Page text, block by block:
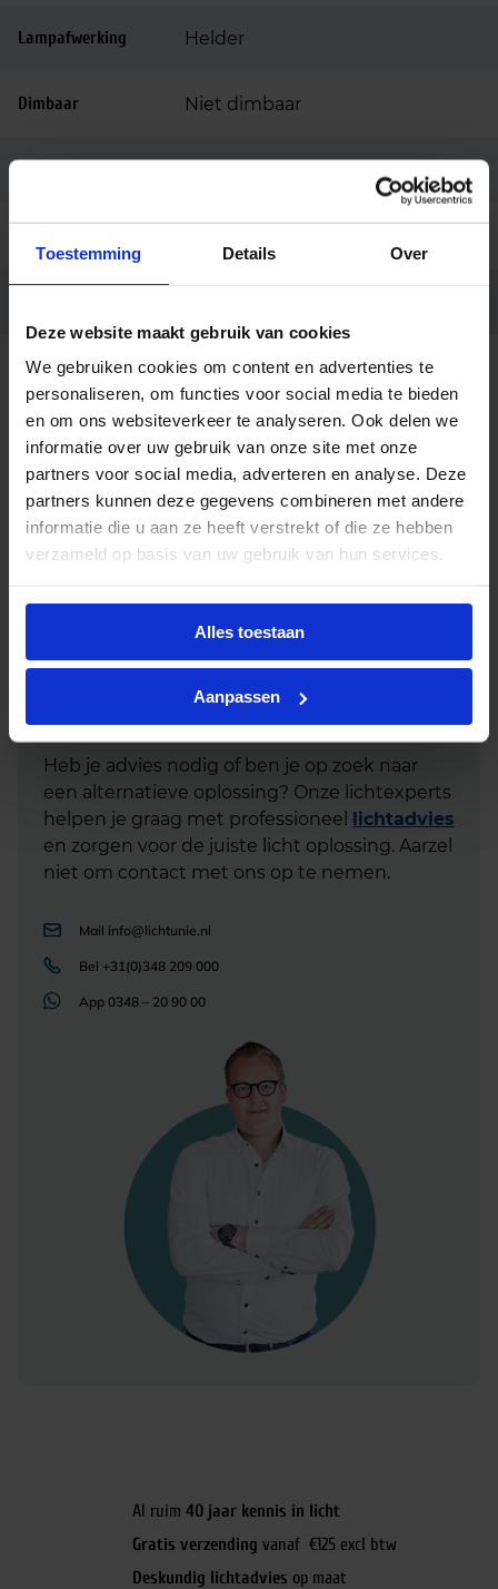
Toestemming Details Over
Deze website maakt gebruik van cookies
We gebruiken cookies om content en advertenties te
personaliseren, om functies voor social media te bieden
en om ons websiteverkeer te analyseren. Ook delen we
informatie over uw gebruik van onze site met onze
partners voor social media, adverteren en analyse. Deze
partners kunnen deze gegevens combineren met andere
informatie die u aan ze heeft verstrekt of die ze hebben
verzameld op basis van uw gebruik van hun services.
Alles toestaan
Aanpassen
Lampafwerking Helder
Dimbaar Niet dimbaar
Beschrijving
Philips Master SOX-E heeft een uitzonderlijk hoog
effici?ntie (rendement) tot 200 Lm/W. Dit is 10%
hoger dan de standaard SOX lamp. Zo bespaart u
nog meer op energiekosten. Dankzij het zeer hoge
lichtrendement zijn dit de effici?ntste lichtbronnen
voor openbare verlichting, veiligheids- en
Advies of hulp nodig?
Heb je advies nodig of ben je op zoek naar
een alternatieve oplossing? Onze lichtexperts
helpen je graag met professioneel lichtadvies
en zorgen voor de juiste licht oplossing. Aarzel
niet om contact met ons op te nemen.
Mail info@lichtunie.nl
Bel +31(0)348 209 000
App 0348 – 20 90 00
Al ruim 40 jaar kennis in licht
Gratis verzending vanaf €125 excl btw
Deskundig lichtadvies op maat